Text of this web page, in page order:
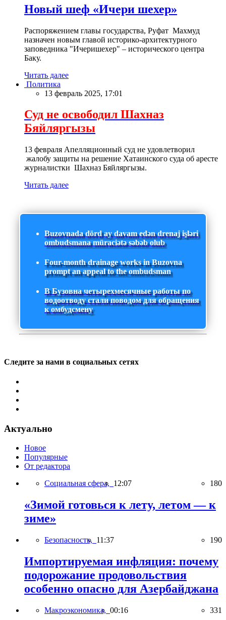
Новый шеф «Ичери шехер»
Распоряжением главы государства, Руфат Махмуд
назначен новым главой историко-архитектурного
заповедника "Ичеришехер" – исторического центра
Баку.
Читать далее
Политика
13 февраль 2025, 17:01
Суд не освободил Шахназ
Бяйляргызы
13 февраля Апелляционный суд не удовлетворил
жалобу защиты на решение Хатаинского суда об аресте
журналистки Шахназ Бяйляргызы.
Читать далее
Buzovnada dörd ay davam edən drenaj işləri
ombudsmana müraciətə səbəb olub
Four-month drainage works in Buzovna
prompt an appeal to the ombudsman
В Бузовна четырехмесячные работы по
водоотводу стали поводом для обращения
к омбудсмену
Следите за нами в социальных сетях
Актуально
Новое
Популярные
От редактора
Социальная сфера, 12:07 180
«Зимой готовься к лету, летом — к
зиме»
Безопасность, 11:37 190
Импортируемая инфляция: почему
подорожание продовольствия
особенно опасно для Азербайджана
Макроэкономика, 00:16 331